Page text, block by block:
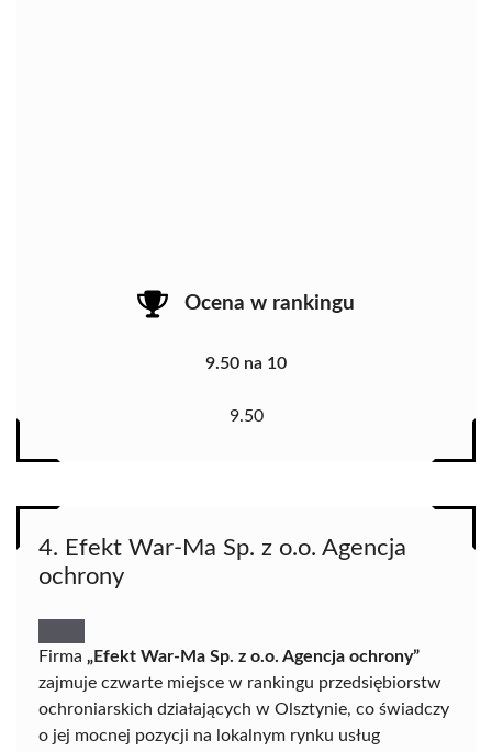
Ocena w rankingu
9.50 na 10
9.50
4. Efekt War-Ma Sp. z o.o. Agencja
ochrony
Firma „Efekt War-Ma Sp. z o.o. Agencja ochrony”
zajmuje czwarte miejsce w rankingu przedsiębiorstw
ochroniarskich działających w Olsztynie, co świadczy
o jej mocnej pozycji na lokalnym rynku usług